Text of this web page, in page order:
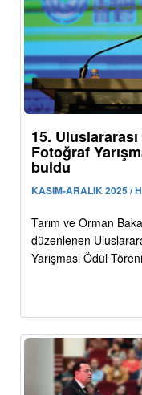
15.
Fotoğraf
buldu
KASIM-ARALIK 2025 /
Tarım ve Orman
düzenlenen
Yarışması Ödül